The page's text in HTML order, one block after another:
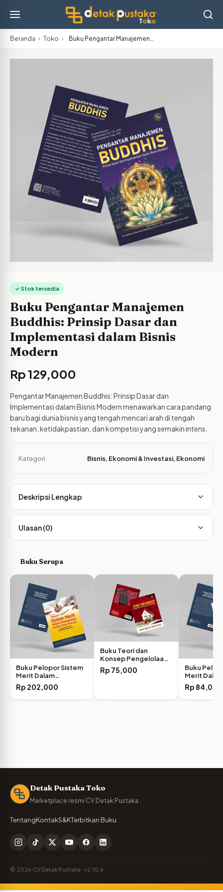
Beranda › Toko › Buku Pengantar Manajemen…
✓ Stok tersedia
Buku Pengantar Manajemen
Buddhis: Prinsip Dasar dan
Implementasi dalam Bisnis
Modern
Rp129,000
Pengantar Manajemen Buddhis: Prinsip Dasar dan
Implementasi dalam Bisnis Modern menawarkan cara pandang
baru bagi dunia bisnis yang tengah mencari arah di tengah
tekanan, ketidakpastian, dan kompetisi yang semakin intens.
Kategori Bisnis, Ekonomi & Investasi, Ekonomi
Deskripsi Lengkap
Ulasan (0)
Buku Serupa
Buku Pelopor Sistem
Merit Dalam
Manajemen…
Rp 202,000
Buku Teori dan
Konsep Pengelolaan
Keuangan…
Rp 75,000
Buku
Merit Dalam
Rp 84,000
Detak Pustaka Toko
Marketplace resmi CV Detak Pustaka
TentangKontakS&KTerbitkan Buku
© 2026 CV Detak Pustaka · v2.10.6